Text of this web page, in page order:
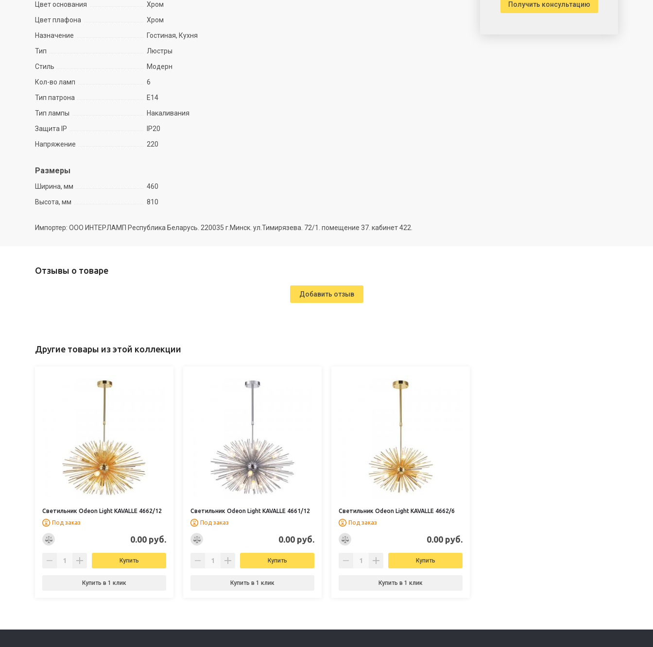
Цвет основания
Хром
Цвет плафона
Хром
Назначение
Гостиная, Кухня
Тип
Люстры
Стиль
Модерн
Кол-во ламп
6
Тип патрона
E14
Тип лампы
Накаливания
Защита IP
IP20
Напряжение
220
Размеры
Ширина, мм
460
Высота, мм
810
Импортер: ООО ИНТЕРЛАМП Республика Беларусь. 220035 г.Минск. ул.Тимирязева. 72/1. помещение 37. кабинет 422.
Получить консультацию
Отзывы о товаре
Добавить отзыв
Другие товары из этой коллекции
Светильник Odeon Light KAVALLE 4662/12
Под заказ
0.00 руб.
Купить
Купить в 1 клик
Светильник Odeon Light KAVALLE 4661/12
Под заказ
0.00 руб.
Купить
Купить в 1 клик
Светильник Odeon Light KAVALLE 4662/6
Под заказ
0.00 руб.
Купить
Купить в 1 клик